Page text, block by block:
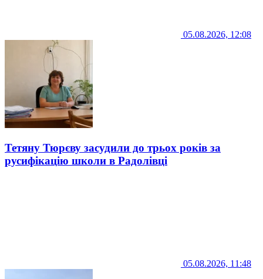
05.08.2026, 12:08
Тетяну Тюрєву засудили до трьох років за
русифікацію школи в Радолівці
05.08.2026, 11:48